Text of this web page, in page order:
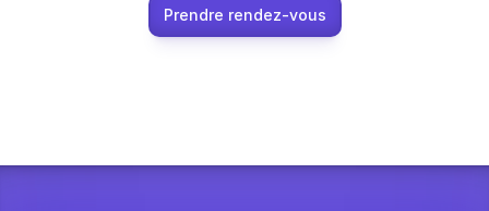
Prendre rendez-vous